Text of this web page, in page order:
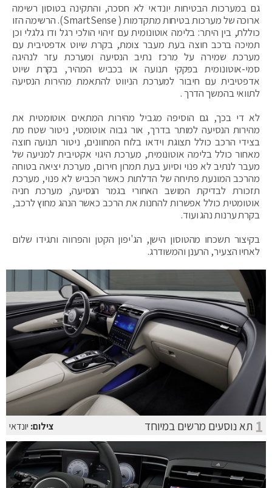
גם במערכות הבטיחות יונדאי לא חסכה, והתקינה בטוסון רשימה
ארוכה של מערכות בטיחות מתקדמות ( SmartSense). הרשימה הזו
כוללת, בין היתר: בלימה אוטונומית עם זיהוי הולכי רגל ודו גלגלי וכן
תמיכה ברכב חוצה בעת מעבר צומת, בקרת שיוט אדפטיבית עם
מערכת שמירה על מרכז נתיב הנסיעה ומערכת עזר לנהיגה
סמי-אוטונומית בפקקי תנועה או בכביש המהיר, בקרת שיוט
אדפטיבית עם חיבור למערכת הניווט להתאמת מהירות הנסיעה
לתוואי בהמשך הדרך .
לא די בכך, גם הוסיפה מגביל מהירות המתאים אוטומטית את
מהירות הנסיעה למותר בדרך, אור גבוה אוטומטי, ניטור שטח מת
בצידי הרכב כולל תצוגת וידאו בלוח המחוונים, ניטור תנועה חוצה
מאחור כולל בלימה אוטונומית, מערכת היגוי אקטיבית למניעה של
מעבר לנתיב לא פנוי וסיוע בעת תמרון חירום, מערכת יציאה בטוחה
מהרכב המונעת פתיחה של הדלתות כאשר הכביש לא פנוי, מערכת
תזכורת לבדיקת המושב האחורי בגמר הנסיעה, מערכת חניה
אוטומטית כולל אפשרות להחנות את הרכב כאשר הנהג מחוץ לרכב,
בקרת ערנות נהג ועוד.
בקיצור תשכחו מהטוסון הישן, הג'יפון הקטן והפרווה ותגידו שלום
לאחיו הצעיר, הרענן והמשודרג.
1 תא נוסעים מרשים במיוחד צילום: יונדאי